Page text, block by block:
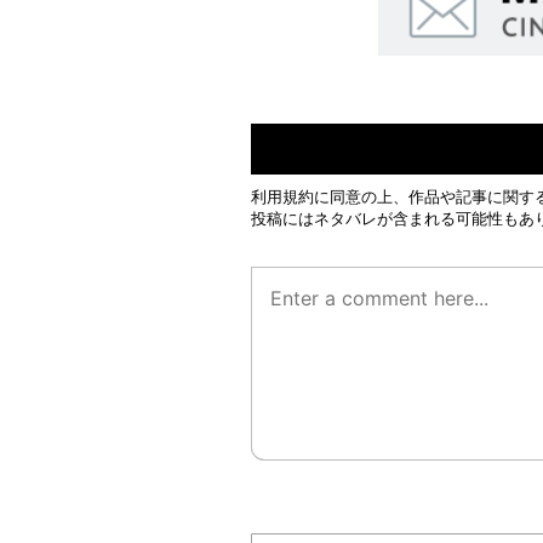
利用規約に同意の上、作品や記事に関
投稿にはネタバレが含まれる可能性も